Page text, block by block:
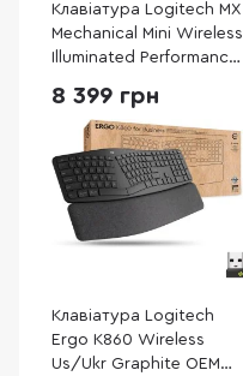
Клавіатура Logitech MX
Mechanical Mini Wireless
Illuminated Performance
8 399 грн
Клавіатура Logitech
Ergo K860 Wireless
Us/Ukr Graphite OEM